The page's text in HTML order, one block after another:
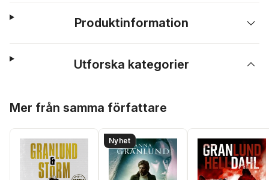
Produktinformation
Utforska kategorier
Mer från samma författare
Nyhet